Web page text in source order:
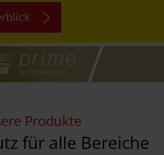
Produkte
für alle Bereiche